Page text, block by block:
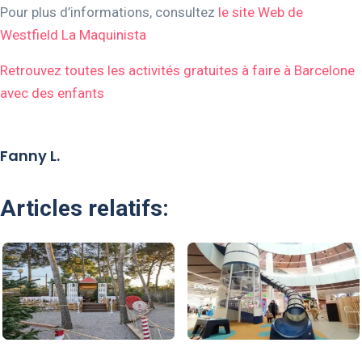
Pour plus d’informations, consultez le site Web de
Westfield La Maquinista
Retrouvez toutes les activités gratuites à faire à Barcelone
avec des enfants
Fanny L.
Articles relatifs: